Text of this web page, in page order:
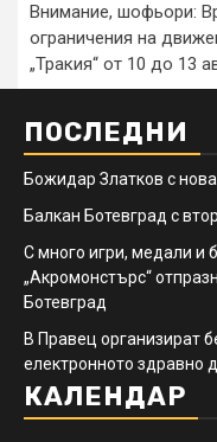
Внимание, шофьори:
ограничения на
„Тракия“ от 10 до 13
ПОСЛЕДНИ
Божидар Златков с
Балкан Ботевград с
С много игри, медали и
„Акромонстърс“
Ботевград
В Правец организират
електронното здравно
КАЛЕНДАР